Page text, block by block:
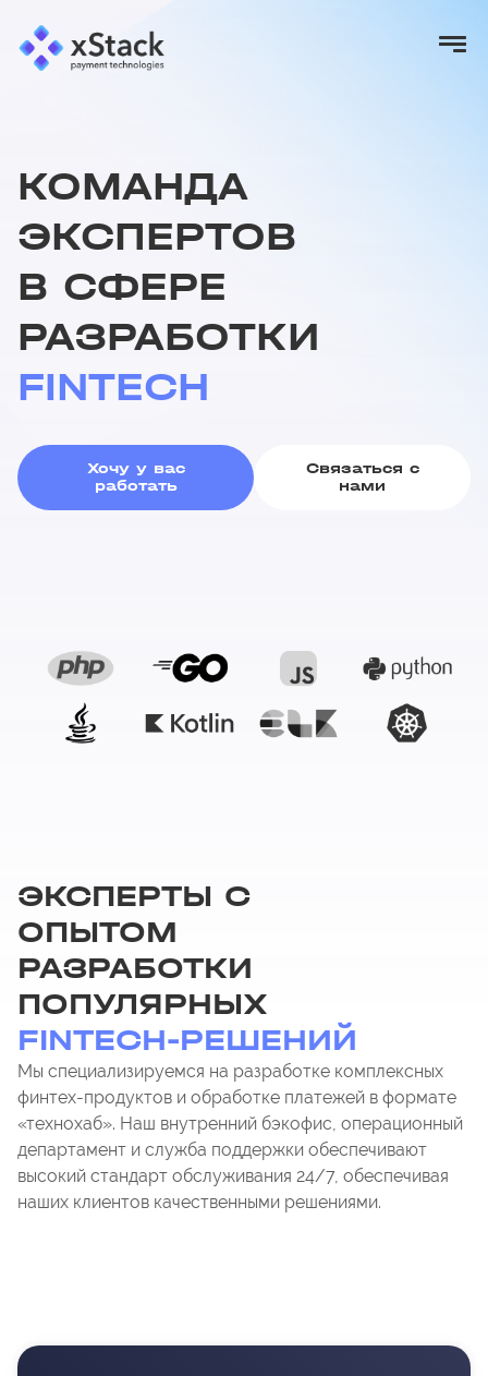
КОМАНДА
ЭКСПЕРТОВ
В СФЕРЕ
РАЗРАБОТКИ
FINTECH
Хочу у вас
работать
Связаться с
нами
ЭКСПЕРТЫ С
ОПЫТОМ
РАЗРАБОТКИ
ПОПУЛЯРНЫХ
FINTECH-РЕШЕНИЙ
Мы специализируемся на разработке комплексных
финтех-продуктов и обработке платежей в формате
«технохаб». Наш внутренний бэкофис, операционный
департамент и служба поддержки обеспечивают
высокий стандарт обслуживания 24/7, обеспечивая
наших клиентов качественными решениями.